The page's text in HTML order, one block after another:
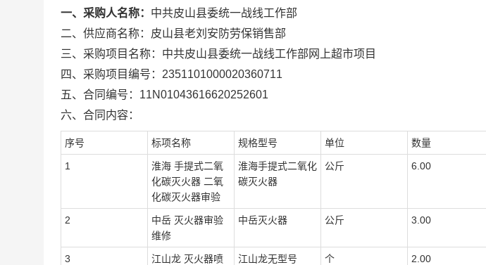
一、采购人名称： 中共皮山县委统一战线工作部
二、供应商名称： 皮山县老刘安防劳保销售部
三、采购项目名称： 中共皮山县委统一战线工作部网上超市项目
四、采购项目编号： 2351101000020360711
五、合同编号： 11N01043616620252601
六、合同内容：
序号 标项名称 规格型号 单位 数量
1
淮海 手提式二氧
化碳灭火器 二氧
化碳灭火器审验
淮海手提式二氧化
碳灭火器
公斤 6.00
2
中岳 灭火器审验
维修
中岳灭火器 公斤 3.00
3
江山龙 灭火器喷
江山龙无型号 个 2.00